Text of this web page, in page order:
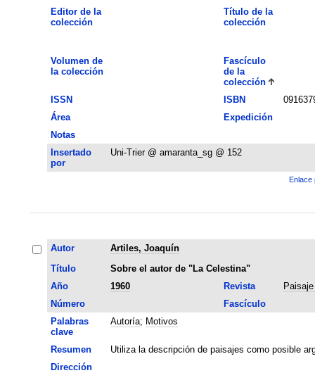
Editor de la
colección
Título de la
colección
Volumen de
la colección
Fascículo
de la
colección
ISSN
ISBN
Área
Expedición
Notas
Insertado
por
Uni-Trier @ amaranta_sg @ 152
Enlace
Autor
Artiles, Joaquín
Título
Sobre el autor de "La Celestina"
Año
1960 Revista
Número
Fascículo
Palabras
clave
Autoría; Motivos
Resumen
Utiliza la descripción de paisajes como posible
Dirección